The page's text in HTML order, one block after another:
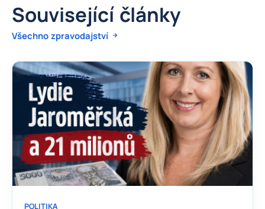
Související články
Všechno zpravodajství
POLITIKA